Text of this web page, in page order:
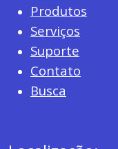
Produtos
Serviços
Suporte
Contato
Busca